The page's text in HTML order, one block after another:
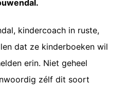
kindercoach in ruste,
dat ze kinderboeken wil
erin. Niet geheel
zélf dit soort